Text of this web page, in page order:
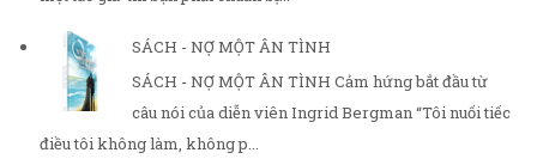
SÁCH - NỢ MỘT ÂN TÌNH
SÁCH - NỢ MỘT ÂN TÌNH Cảm hứng bắt đầu từ
câu nói của diễn viên Ingrid Bergman “Tôi nuối tiếc
điều tôi không làm, không p...